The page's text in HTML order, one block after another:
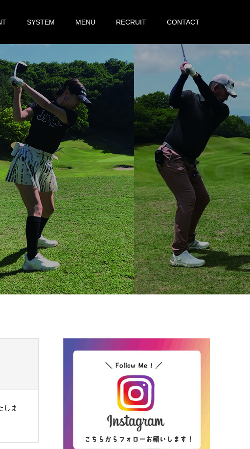
SYSTEM MENU RECRUIT CONTACT
しま